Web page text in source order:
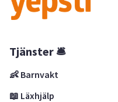
Tjänster 🛎
👶 Barnvakt
📖 Läxhjälp